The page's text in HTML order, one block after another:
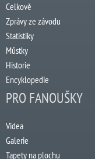
Celkově
Zprávy ze závodu
Statistiky
Můstky
Historie
Encyklopedie
PRO FANOUŠKY
Videa
Galerie
Tapety na plochu